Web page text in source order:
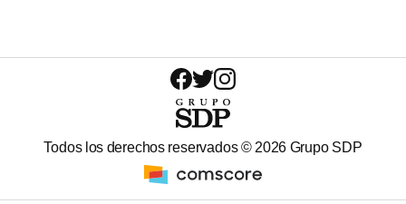
Todos los derechos reservados © 2026 Grupo SDP